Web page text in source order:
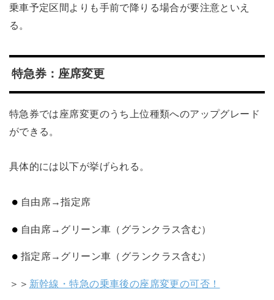
乗車予定区間よりも手前で降りる場合が要注意といえ
る。
特急券：座席変更
特急券では座席変更のうち上位種類へのアップグレード
ができる。
具体的には以下が挙げられる。
自由席→指定席
自由席→グリーン車（グランクラス含む）
指定席→グリーン車（グランクラス含む）
＞＞ 新幹線・特急の乗車後の座席変更の可否！